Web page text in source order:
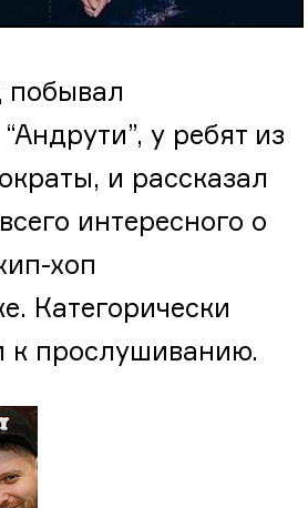
побывал
у ребят из
и рассказал
интересного о
хоп
Категорически
к прослушиванию.